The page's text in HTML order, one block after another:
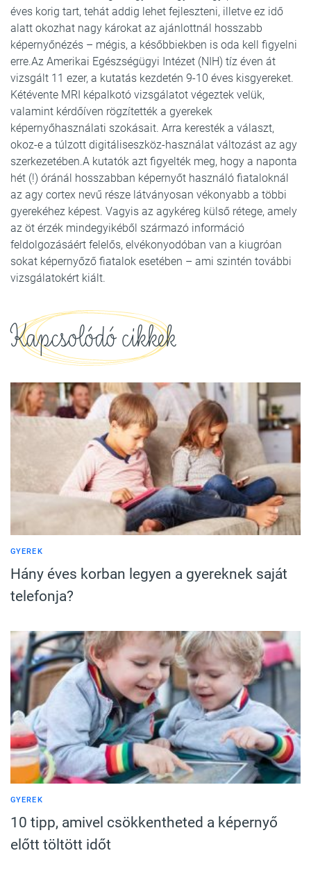
éves korig tart, tehát addig lehet fejleszteni, illetve ez idő
alatt okozhat nagy károkat az ajánlottnál hosszabb
képernyőnézés – mégis, a későbbiekben is oda kell figyelni
erre.Az Amerikai Egészségügyi Intézet (NIH) tíz éven át
vizsgált 11 ezer, a kutatás kezdetén 9-10 éves kisgyereket.
Kétévente MRI képalkotó vizsgálatot végeztek velük,
valamint kérdőíven rögzítették a gyerekek
képernyőhasználati szokásait. Arra keresték a választ,
okoz-e a túlzott digitáliseszköz-használat változást az agy
szerkezetében.A kutatók azt figyelték meg, hogy a naponta
hét (!) óránál hosszabban képernyőt használó fiataloknál
az agy cortex nevű része látványosan vékonyabb a többi
gyerekéhez képest. Vagyis az agykéreg külső rétege, amely
az öt érzék mindegyikéből származó információ
feldolgozásáért felelős, elvékonyodóban van a kiugróan
sokat képernyőző fiatalok esetében – ami szintén további
vizsgálatokért kiált.
Kapcsolódó cikkek
GYEREK
Hány éves korban legyen a gyereknek saját
telefonja?
GYEREK
10 tipp, amivel csökkentheted a képernyő
előtt töltött időt